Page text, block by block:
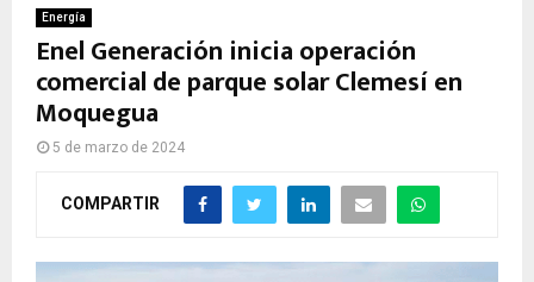
Energía
Enel Generación inicia operación
comercial de parque solar Clemesí en
Moquegua
5 de marzo de 2024
COMPARTIR